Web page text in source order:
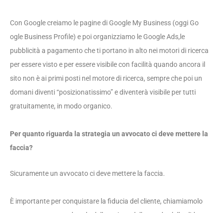
Con Googlecreiamo le pagine di Google My Business (oggi Go
ogle Business Profile) e poi organizziamo le GoogleAds, le
pubblicità a pagamento che ti portano in alto nei motori di ricerca
per essere visto e per essere visibile con facilità quando ancora il
sito non è ai primi posti nel motore di ricerca, sempre che poi un
domani diventi“posizionatissimo” ediventerà visibile per tutti
gratuitamente, in modo organico.
Per quanto riguarda la strategia un avvocato ci deve mettere la
faccia?
Sicuramente un avvocato ci deve mettere la faccia.
È importante per conquistare la fiducia del cliente, chiamiamolo